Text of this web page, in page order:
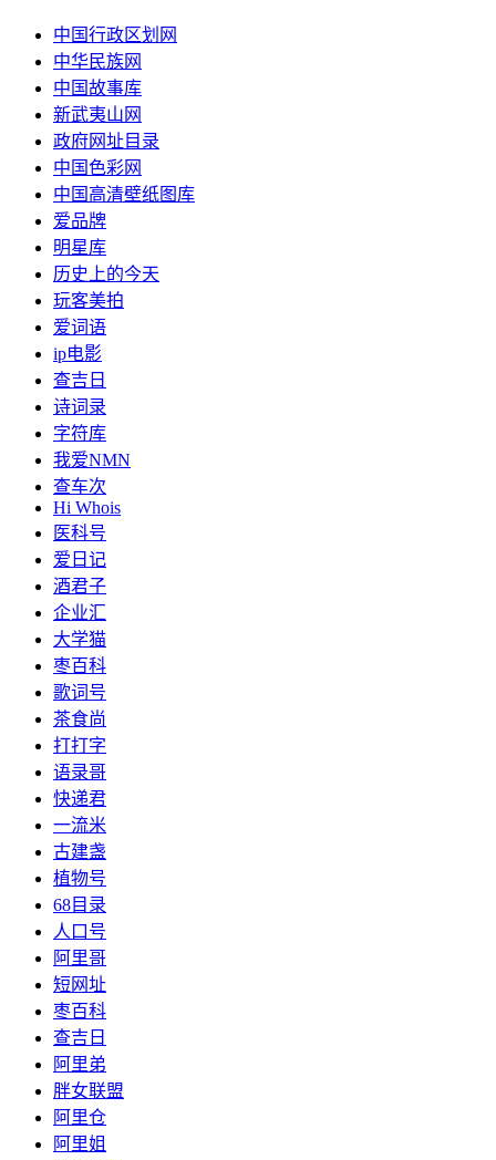
中国行政区划网
中华民族网
中国故事库
新武夷山网
政府网址目录
中国色彩网
中国高清壁纸图库
爱品牌
明星库
历史上的今天
玩客美拍
爱词语
ip电影
查吉日
诗词录
字符库
我爱NMN
查车次
Hi Whois
医科号
爱日记
酒君子
企业汇
大学猫
枣百科
歌词号
茶食尚
打打字
语录哥
快递君
一流米
古建盏
植物号
68目录
人口号
阿里哥
短网址
枣百科
查吉日
阿里弟
胖女联盟
阿里仓
阿里姐